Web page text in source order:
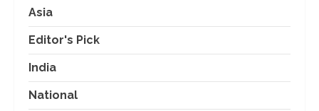
Asia
Editor's Pick
India
National